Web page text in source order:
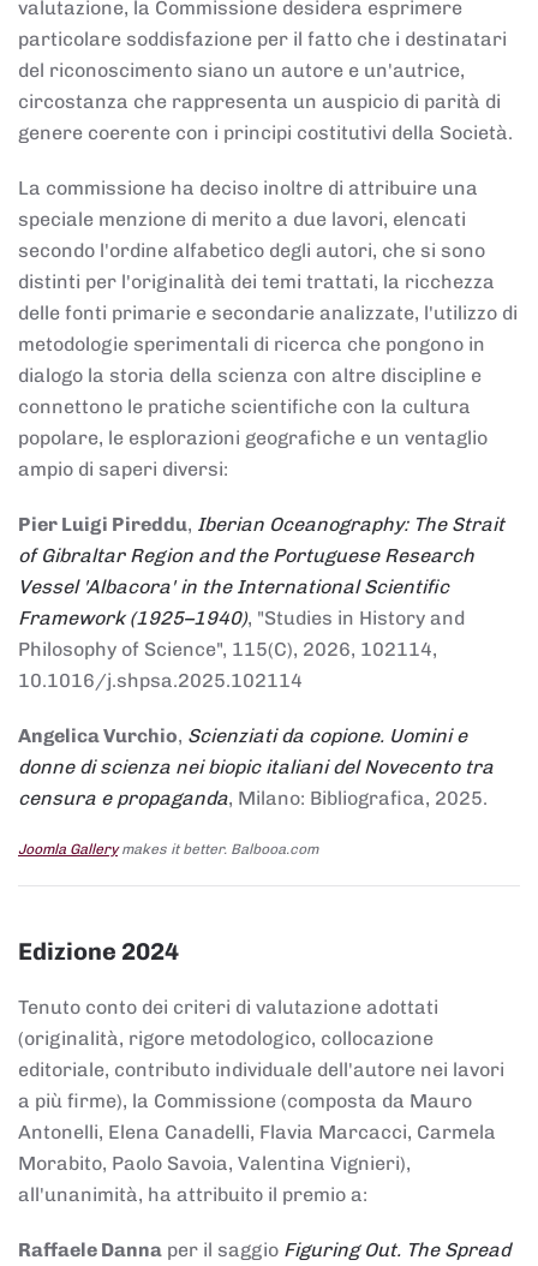
valutazione, la Commissione desidera esprimere
particolare soddisfazione per il fatto che i destinatari
del riconoscimento siano un autore e un'autrice,
circostanza che rappresenta un auspicio di parità di
genere coerente con i principi costitutivi della Società.
La commissione ha deciso inoltre di attribuire una
speciale menzione di merito a due lavori, elencati
secondo l'ordine alfabetico degli autori, che si sono
distinti per l'originalità dei temi trattati, la ricchezza
delle fonti primarie e secondarie analizzate, l'utilizzo di
metodologie sperimentali di ricerca che pongono in
dialogo la storia della scienza con altre discipline e
connettono le pratiche scientifiche con la cultura
popolare, le esplorazioni geografiche e un ventaglio
ampio di saperi diversi:
Pier Luigi Pireddu, Iberian Oceanography: The Strait
of Gibraltar Region and the Portuguese Research
Vessel 'Albacora' in the International Scientific
Framework (1925–1940), "Studies in History and
Philosophy of Science", 115(C), 2026, 102114,
10.1016/j.shpsa.2025.102114
Angelica Vurchio, Scienziati da copione. Uomini e
donne di scienza nei biopic italiani del Novecento tra
censura e propaganda, Milano: Bibliografica, 2025.
Joomla Gallerymakes it better. Balbooa.com
Edizione 2024
Tenuto conto dei criteri di valutazione adottati
(originalità, rigore metodologico, collocazione
editoriale, contributo individuale dell'autore nei lavori
a più firme), la Commissione (composta da Mauro
Antonelli, Elena Canadelli, Flavia Marcacci, Carmela
Morabito, Paolo Savoia, Valentina Vignieri),
all'unanimità, ha attribuito il premio a:
Raffaele Danna per il saggio Figuring Out. The Spread